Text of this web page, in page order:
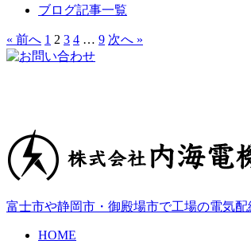
ブログ記事一覧
« 前へ 1 2 3 4 … 9 次へ »
富士市や静岡市・御殿場市で工場の電気
HOME